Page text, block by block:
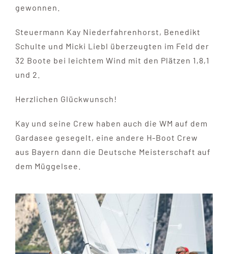
gewonnen.
Steuermann Kay Niederfahrenhorst, Benedikt
Schulte und Micki Liebl überzeugten im Feld der
32 Boote bei leichtem Wind mit den Plätzen 1,8,1
und 2.
Herzlichen Glückwunsch!
Kay und seine Crew haben auch die WM auf dem
Gardasee gesegelt, eine andere H-Boot Crew
aus Bayern dann die Deutsche Meisterschaft auf
dem Müggelsee.